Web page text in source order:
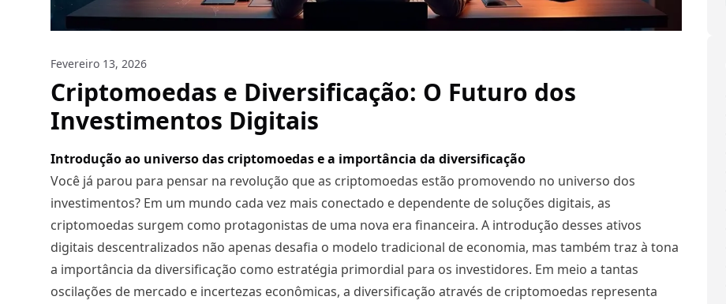
Fevereiro 13, 2026
Criptomoedas e Diversificação: O Futuro dos
Investimentos Digitais
Introdução ao universo das criptomoedas e a importância da diversificação
Você já parou para pensar na revolução que as criptomoedas estão promovendo no universo dos
investimentos? Em um mundo cada vez mais conectado e dependente de soluções digitais, as
criptomoedas surgem como protagonistas de uma nova era financeira. A introdução desses ativos
digitais descentralizados não apenas desafia o modelo tradicional de economia, mas também traz à tona
a importância da diversificação como estratégia primordial para os investidores. Em meio a tantas
oscilações de mercado e incertezas econômicas, a diversificação através de criptomoedas representa